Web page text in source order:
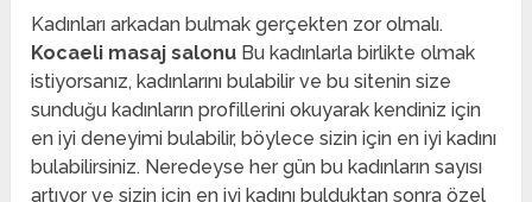
Kadınları arkadan bulmak gerçekten zor olmalı.
Kocaeli masaj salonu Bu kadınlarla birlikte olmak
istiyorsanız, kadınlarını bulabilir ve bu sitenin size
sunduğu kadınların profillerini okuyarak kendiniz için
en iyi deneyimi bulabilir, böylece sizin için en iyi kadını
bulabilirsiniz. Neredeyse her gün bu kadınların sayısı
artıyor ve sizin için en iyi kadını bulduktan sonra özel